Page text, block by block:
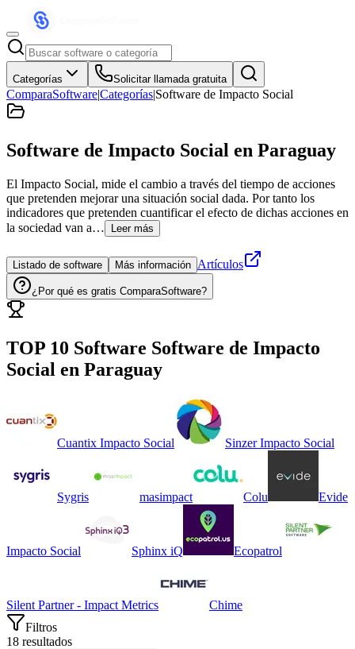
Categorías Solicitar llamada gratuita
ComparaSoftware|Categorías|Software de Impacto Social
Software de Impacto Social en Paraguay
El Impacto Social, mide el cambio a través del tiempo de acciones
que pretenden mejorar una situación social dada. Por tanto los
indicadores que pretenden cuantificar el efecto de dichas acciones en
la sociedad van a…
Leer más
Listado de software Más información Artículos
¿Por qué es gratis ComparaSoftware?
TOP 10 Software Software de Impacto
Social en Paraguay
Cuantix Impacto Social Sinzer Impacto Social
Sygris masimpact Colu Evide
Impacto Social Sphinx iQ Ecopatrol
Silent Partner - Impact Metrics
Chime
Filtros
18 resultados